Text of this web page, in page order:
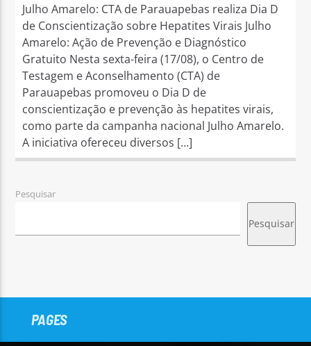
Julho Amarelo: CTA de Parauapebas realiza Dia D
de Conscientização sobre Hepatites Virais Julho
Amarelo: Ação de Prevenção e Diagnóstico
Gratuito Nesta sexta-feira (17/08), o Centro de
Testagem e Aconselhamento (CTA) de
Parauapebas promoveu o Dia D de
conscientização e prevenção às hepatites virais,
como parte da campanha nacional Julho Amarelo.
A iniciativa ofereceu diversos […]
Pesquisar
Pesquisar
PAGES